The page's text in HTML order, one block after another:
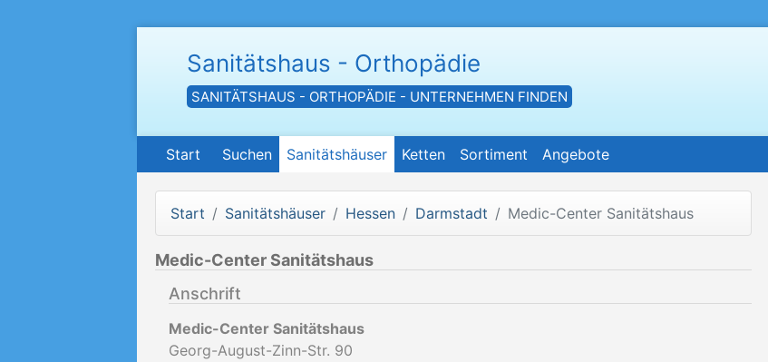
Sanitätshaus - Orthopädie
SANITÄTSHAUS - ORTHOPÄDIE - UNTERNEHMEN FINDEN
Start Suchen Sanitätshäuser Ketten Sortiment Angebote
Start Sanitätshäuser Hessen Darmstadt Medic-Center Sanitätshaus
Medic-Center Sanitätshaus
Anschrift
Medic-Center Sanitätshaus
Georg-August-Zinn-Str. 90